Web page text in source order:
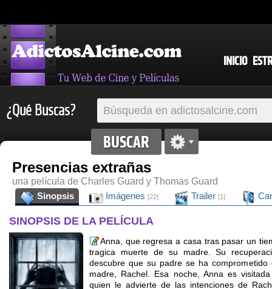
INICIO
¿Qué Buscas?
Presencias extrañas
una película de Charles Guard y Thomas Guard
Sinopsis
Imágenes [22] Trailer [1]
SINOPSIS DE LA PELÍCULA
Anna, que regresa a casa tras pasar un
tragica muerte de su madre. Su
descubre que su padre se ha
madre, Rachel. Esa noche, Anna es
quien le advierte de las intenciones de